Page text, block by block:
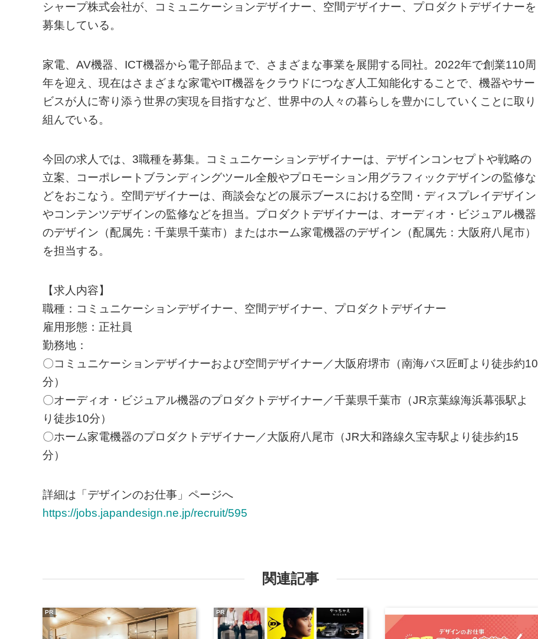
シャープ株式会社が、コミュニケーションデザイナー、空間デザイナー、プロダクトデザイナーを
募集している。
家電、AV機器、ICT機器から電子部品まで、さまざまな事業を展開する同社。2022年で創業110周
年を迎え、現在はさまざまな家電やIT機器をクラウドにつなぎ人工知能化することで、機器やサー
ビスが人に寄り添う世界の実現を目指すなど、世界中の人々の暮らしを豊かにしていくことに取り
組んでいる。
今回の求人では、3職種を募集。コミュニケーションデザイナーは、デザインコンセプトや戦略の
立案、コーポレートブランディングツール全般やプロモーション用グラフィックデザインの監修な
どをおこなう。空間デザイナーは、商談会などの展示ブースにおける空間・ディスプレイデザイン
やコンテンツデザインの監修などを担当。プロダクトデザイナーは、オーディオ・ビジュアル機器
のデザイン（配属先：千葉県千葉市）またはホーム家電機器のデザイン（配属先：大阪府八尾市）
を担当する。
【求人内容】
職種：コミュニケーションデザイナー、空間デザイナー、プロダクトデザイナー
雇用形態：正社員
勤務地：
〇コミュニケーションデザイナーおよび空間デザイナー／大阪府堺市（南海バス匠町より徒歩約10
分）
〇オーディオ・ビジュアル機器のプロダクトデザイナー／千葉県千葉市（JR京葉線海浜幕張駅よ
り徒歩10分）
〇ホーム家電機器のプロダクトデザイナー／大阪府八尾市（JR大和路線久宝寺駅より徒歩約15
分）
詳細は「デザインのお仕事」ページへ
https://jobs.japandesign.ne.jp/recruit/595
関連記事
PR PR